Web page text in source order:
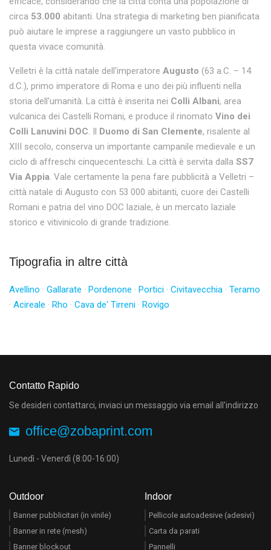
circa 53.000 abitanti. Una strategia di marketing ben pianificata
può aiutare le imprese a raggiungere un vasto pubblico in
questa vivace comunità.
Velletri è la città natale dell'imperatore Augusto (63 a.C. – 14
d.C.), primo imperatore di Roma e uno dei più influenti nella
storia dell'umanità. La città è inserita nei Colli Albani, area
vulcanica dei Castelli Romani, e produce il rinomato Vino dei
Colli Lanuvini DOC. Il Duomo di San Clemente, risalente al
XIII secolo, conserva un importante campanile medievale e un
ciclo di affreschi cinquecenteschi. La città è servita dalla SS7
Via Appia. Vale certamente la pena fare pubblicità a Velletri –
città natale di Augusto con 53 000 abitanti, cuore dei Castelli
Romani e patria del vino DOC laziale, è un mercato laziale
storico e vitivinicolo di grande tradizione.
Tipografia in altre città
Avellino · Gallarate · Pordenone · Portici · Civitavecchia · Teramo
· Acireale · Rho · Cava de' Tirreni · Rovigo
Contatto Rapido
Se desideri contattarci, inviaci un messaggio via email all'indirizzo
office@zobaprint.com
Lunedì - Venerdì (8:00-16:00)
Outdoor
Banner pubblicitari (in vinile)
Banner in rete (mesh)
Banner blockout
Indoor
Pellicole autoadesive (adesivi)
Carta da parati
Pannelli